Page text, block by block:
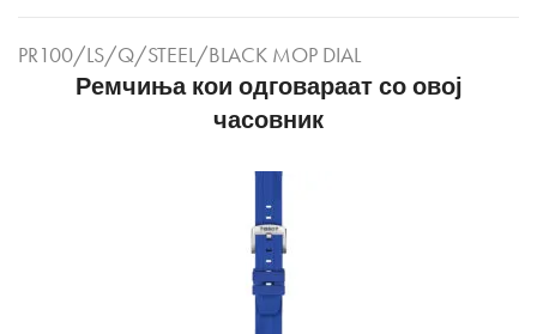
PR100/LS/Q/STEEL/BLACK MOP DIAL
Ремчиња кои одговараат со овој
часовник